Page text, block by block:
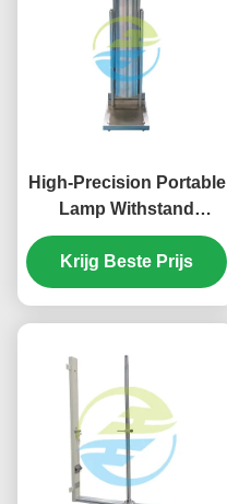
High-Precision Portable
Lamp Withstand
Voltage Tester in
Stainless Steel for
Reliable Light Testing
Krijg Beste Prijs